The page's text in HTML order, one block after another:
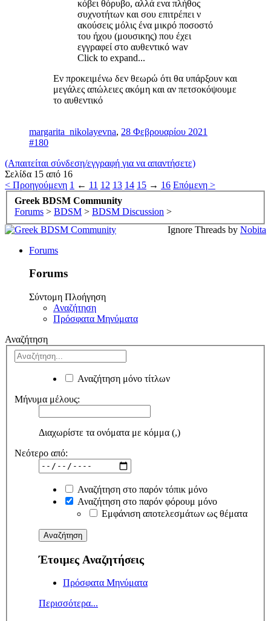
κόβει θόρυβο, αλλά ενα πλήθος
συχνοτήτων και σου επιτρέπει ν
ακούσεις μόλις ένα μικρό ποσοστό
του ήχου (μουσικης) που έχει
εγγραφεί στο αυθεντικό wav
Click to expand...
Εν προκειμένω δεν θεωρώ ότι θα υπάρξουν και
μεγάλες απώλειες ακόμη και αν πετσοκόψουμε
το αυθεντικό
margarita_nikolayevna, 28 Φεβρουαρίου 2021
#180
(Απαιτείται σύνδεση/εγγραφή για να απαντήσετε)
Σελίδα 15 από 16
< Προηγούμενη 1 ← 11 12 13 14 15 → 16 Επόμενη >
Greek BDSM Community
Forums > BDSM > BDSM Discussion >
Ignore Threads by Nobita
Forums
Forums
Σύντομη Πλοήγηση
Αναζήτηση
Πρόσφατα Μηνύματα
Αναζήτηση
Αναζήτηση μόνο τίτλων
Μήνυμα μέλους:
Διαχωρίστε τα ονόματα με κόμμα (,)
Νεότερο από:
Αναζήτηση στο παρόν τόπικ μόνο
Αναζήτηση στο παρόν φόρουμ μόνο
Εμφάνιση αποτελεσμάτων ως θέματα
Έτοιμες Αναζητήσεις
Πρόσφατα Μηνύματα
Περισσότερα...